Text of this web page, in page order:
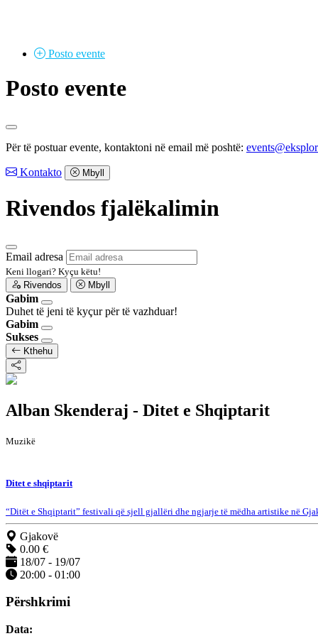
Posto evente
Posto evente
Për të postuar evente, kontaktoni në email më poshtë:
Kontakto Mbyll
Rivendos fjalëkalimin
Email adresa
Keni llogari? Kyçu këtu!
Rivendos
Mbyll
Gabim
Duhet të jeni të kyçur për të vazhduar!
Gabim
Sukses
Kthehu
Alban Skenderaj - Ditet e Shqiptarit
Muzikë
Ditet e shqiptarit
“Ditët e Shqiptarit” festivali që sjell gjallëri dhe ngjarje të mëdha artistike në
Gjakovë
0.00 €
18/07 - 19/07
20:00 - 01:00
Përshkrimi
Data: